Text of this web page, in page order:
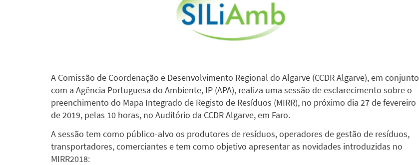
A Comissão de Coordenação e Desenvolvimento Regional do Algarve (CCDR Algarve), em conjunto
com a Agência Portuguesa do Ambiente, IP (APA), realiza uma sessão de esclarecimento sobre o
preenchimento do Mapa Integrado de Registo de Resíduos (MIRR), no próximo dia 27 de fevereiro
de 2019, pelas 10 horas, no Auditório da CCDR Algarve, em Faro.
A sessão tem como público-alvo os produtores de resíduos, operadores de gestão de resíduos,
transportadores, comerciantes e tem como objetivo apresentar as novidades introduzidas no
MIRR2018: